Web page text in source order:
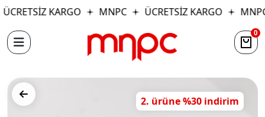
ÜCRETSİZ KARGO MNPC ÜCRETSİZ KARGO
0
2. ürüne %30 indirim